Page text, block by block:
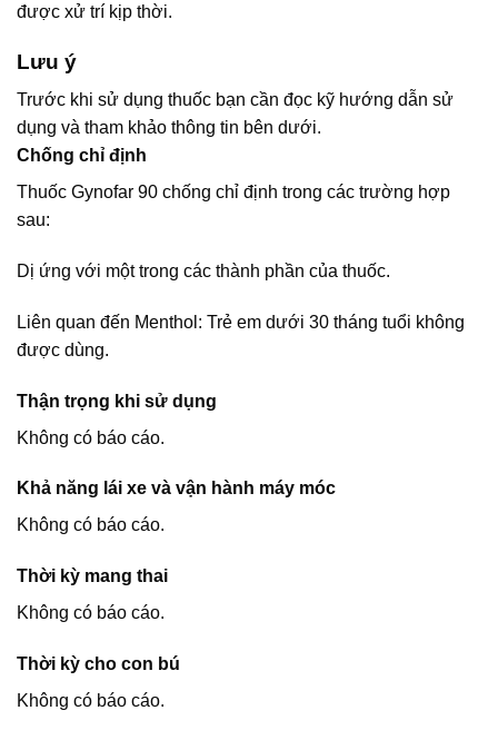
được xử trí kịp thời.
Lưu ý
Trước khi sử dụng thuốc bạn cần đọc kỹ hướng dẫn sử
dụng và tham khảo thông tin bên dưới.
Chống chỉ định
Thuốc Gynofar 90 chống chỉ định trong các trường hợp
sau:
Dị ứng với một trong các thành phần của thuốc.
Liên quan đến Menthol: Trẻ em dưới 30 tháng tuổi không
được dùng.
Thận trọng khi sử dụng
Không có báo cáo.
Khả năng lái xe và vận hành máy móc
Không có báo cáo.
Thời kỳ mang thai
Không có báo cáo.
Thời kỳ cho con bú
Không có báo cáo.